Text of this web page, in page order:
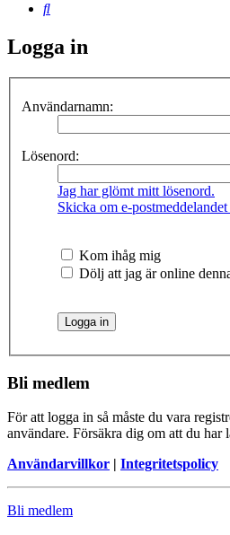
Sök
Logga in
Användarnamn:
Lösenord:
Jag har glömt mitt lösenord.
Skicka om e-
Kom ihåg mig
Dölj att jag är online
Bli medlem
För att logga in så måste du vara
användare. Försäkra dig om att du
Användarvillkor | Integritetspolicy
Bli medlem